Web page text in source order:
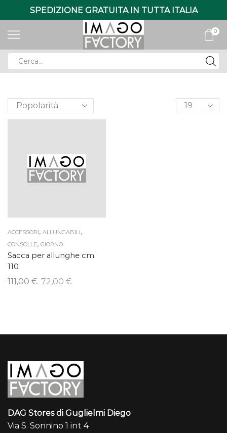
SPEDIZIONE GRATUITA IN TUTTA ITALIA
0
input
Products
per
ACCESSORI, ALLUNGABILI,
CONSOLLE, GIORNO
Sacca per allunghe cm.
110
111,00€ Il
72,00 €Il
DAG Stores di Guglielmi Diego
Via S. Sonnino 1 int 4